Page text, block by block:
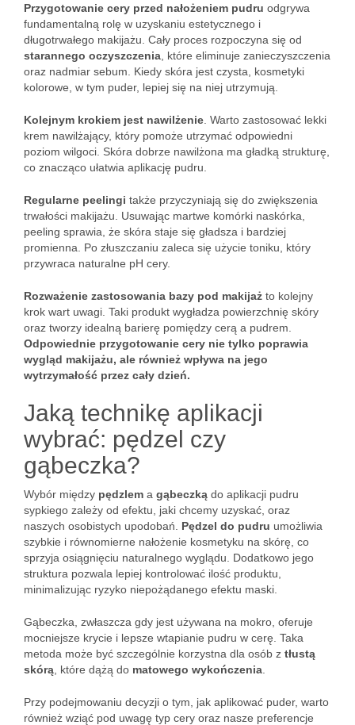
Przygotowanie cery przed nałożeniem pudru odgrywa
fundamentalną rolę w uzyskaniu estetycznego i
długotrwałego makijażu. Cały proces rozpoczyna się od
starannego oczyszczenia , które eliminuje zanieczyszczenia
oraz nadmiar sebum. Kiedy skóra jest czysta, kosmetyki
kolorowe, w tym puder, lepiej się na niej utrzymują.
Kolejnym krokiem jest nawilżenie . Warto zastosować lekki
krem nawilżający, który pomoże utrzymać odpowiedni
poziom wilgoci. Skóra dobrze nawilżona ma gładką strukturę,
co znacząco ułatwia aplikację pudru.
Regularne peelingi także przyczyniają się do zwiększenia
trwałości makijażu. Usuwając martwe komórki naskórka,
peeling sprawia, że skóra staje się gładsza i bardziej
promienna. Po złuszczaniu zaleca się użycie toniku, który
przywraca naturalne pH cery.
Rozważenie zastosowania bazy pod makijaż to kolejny
krok wart uwagi. Taki produkt wygładza powierzchnię skóry
oraz tworzy idealną barierę pomiędzy cerą a pudrem.
Odpowiednie przygotowanie cery nie tylko poprawia
wygląd makijażu, ale również wpływa na jego
wytrzymałość przez cały dzień.
Jaką technikę aplikacji
wybrać: pędzel czy
gąbeczka?
Wybór między pędzlem a gąbeczką do aplikacji pudru
sypkiego zależy od efektu, jaki chcemy uzyskać, oraz
naszych osobistych upodobań. Pędzel do pudru umożliwia
szybkie i równomierne nałożenie kosmetyku na skórę, co
sprzyja osiągnięciu naturalnego wyglądu. Dodatkowo jego
struktura pozwala lepiej kontrolować ilość produktu,
minimalizując ryzyko niepożądanego efektu maski.
Gąbeczka, zwłaszcza gdy jest używana na mokro, oferuje
mocniejsze krycie i lepsze wtapianie pudru w cerę. Taka
metoda może być szczególnie korzystna dla osób z tłustą
skórą , które dążą do matowego wykończenia
Przy podejmowaniu decyzji o tym, jak aplikować puder, warto
również wziąć pod uwagę typ cery oraz nasze preferencje